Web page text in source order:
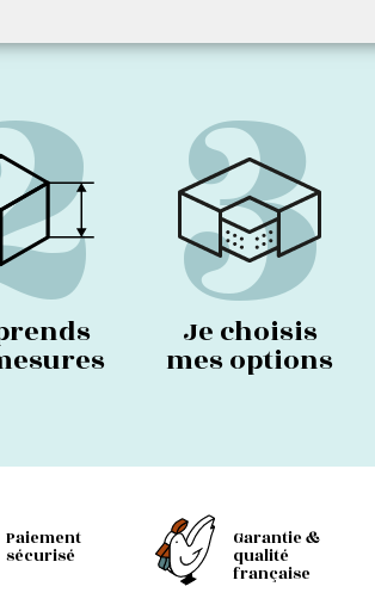
3
Je choisis
mes options
Paiement
sécurisé
Garantie &
qualité
française